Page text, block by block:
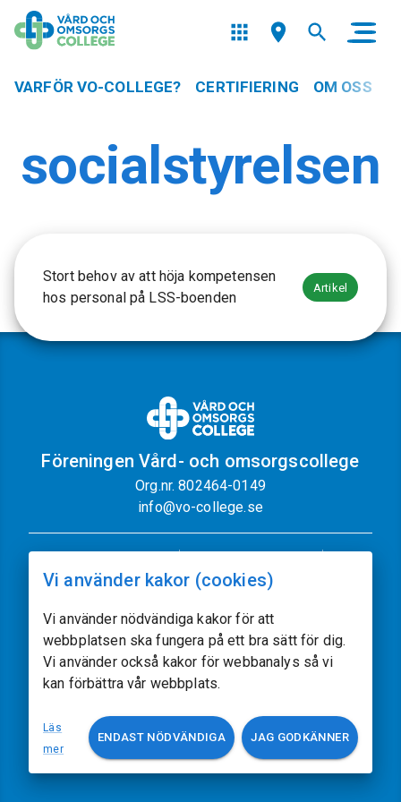
VARFÖR VO-COLLEGE? CERTIFIERING OM OSS
socialstyrelsen
Stort behov av att höja kompetensen
hos personal på LSS-boenden
Artikel
Föreningen Vård- och omsorgscollege
Org.nr. 802464-0149
info@vo-college.se
Sajtkarta
Följ oss
Utvecklat av acczo.com
Vi använder kakor (cookies)
Vi använder nödvändiga kakor för att
webbplatsen ska fungera på ett bra sätt för dig.
Vi använder också kakor för webbanalys så vi
kan förbättra vår webbplats.
Läs
mer
ENDAST NÖDVÄNDIGA JAG GODKÄNNER